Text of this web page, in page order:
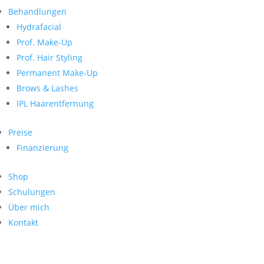
Behandlungen
Hydrafacial
Prof. Make-Up
Prof. Hair Styling
Permanent Make-Up
Brows & Lashes
IPL Haarentfernung
Preise
Finanzierung
Shop
Schulungen
Über mich
Kontakt
nach:
Neueste Kommentare
Archiv
Kategorien
Keine Kategorien
Meta
Anmelden
Feed der Einträge
WordPress.org
Search
nach:
Archive
Kontakt
Impressum
Datenschutz